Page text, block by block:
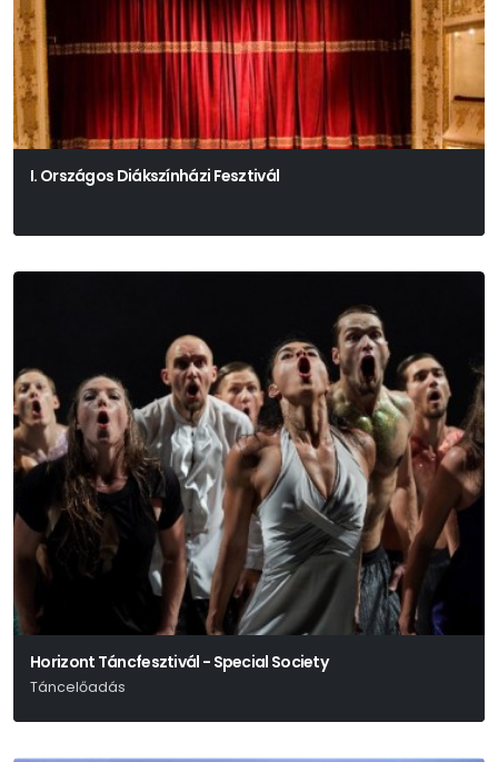
I. Országos Diákszínházi Fesztivál
Horizont Táncfesztivál - Special Society
Táncelőadás